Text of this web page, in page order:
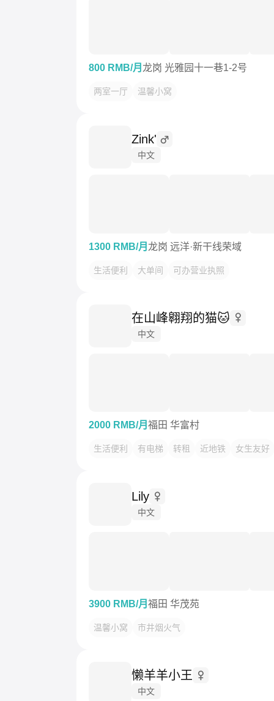
800 RMB/月 龙岗 光雅园十一巷1-2号
两室一厅 温馨小窝
Zink'
中文
1300 RMB/月 龙岗 远洋·新干线荣域
生活便利 大单间 可办营业执照
在山峰翱翔的猫🐱
中文
2000 RMB/月 福田 华富村
生活便利 有电梯 转租 近地铁 女生友好
Lily
中文
3900 RMB/月 福田 华茂苑
温馨小窝 市井烟火气
懒羊羊小王
中文